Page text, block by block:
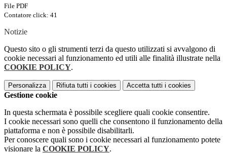
File PDF
Contatore click: 41
Notizie
Questo sito o gli strumenti terzi da questo utilizzati si avvalgono di
cookie necessari al funzionamento ed utili alle finalità illustrate nella
COOKIE POLICY.
Personalizza Rifiuta tutti i cookies Accetta tutti i cookies
Gestione cookie
In questa schermata è possibile scegliere quali cookie consentire.
I cookie necessari sono quelli che consentono il funzionamento della
piattaforma e non è possibile disabilitarli.
Per conoscere quali sono i cookie necessari al funzionamento potete
visionare la COOKIE POLICY.